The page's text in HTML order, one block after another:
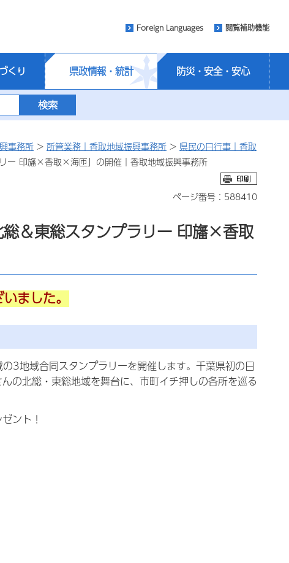
Foreign Languages 閲覧補助機能
くり 県政情報・統計 防災・安全・安心
事務所 > 所管業務｜香取地域振興事務所 > 県民の日行事｜香取
ー 印旛×香取×海匝」の開催｜香取地域振興事務所
ページ番号：588410
＆東総スタンプラリー 印旛×香取
ました。
3地域合同スタンプラリーを開催します。千葉県初の日
の北総・東総地域を舞台に、市町イチ押しの各所を巡る
ント！